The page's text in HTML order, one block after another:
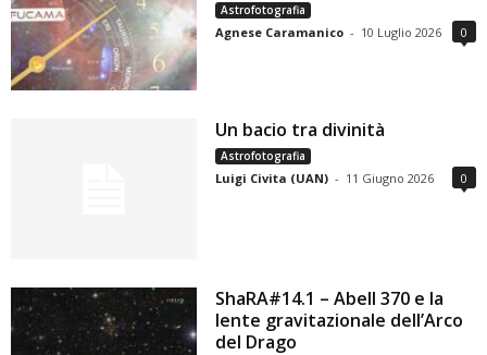
Astrofotografia
Agnese Caramanico - 10 Luglio 2026 0
Un bacio tra divinità
Astrofotografia
Luigi Civita (UAN) - 11 Giugno 2026 0
ShaRA#14.1 – Abell 370 e la
lente gravitazionale dell’Arco
del Drago